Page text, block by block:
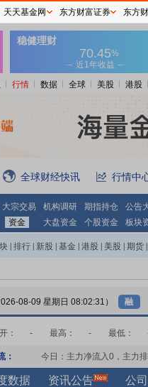
行情 数据 全球 美股 港股
全球财经快讯 行情中
大宗交易 机构调研 期指持仓
公告
资金 大盘资金 个股资金 板块
排行 新股 基金 港股 美股 期货
08-09 星期日 08:02:31） 融
： - 最高： - 最低：
： 今日：主力净流入0 ，主力
数据 资讯公告 公
天天基金网 东方财富证券 东方